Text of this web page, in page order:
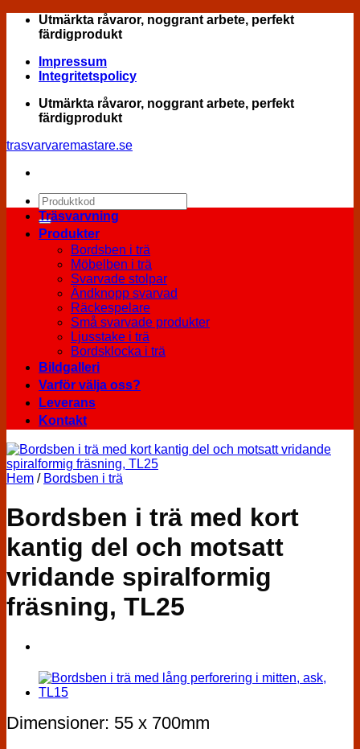
Skip
Utmärkta råvaror, noggrant arbete, perfekt
färdigprodukt
Impressum
Integritetspolicy
Utmärkta råvaror, noggrant arbete, perfekt
färdigprodukt
trasvarvaremastare.se
Sök
efter:
Träsvarvning
Produkter
Bordsben i trä
Möbelben i trä
Svarvade stolpar
Ändknopp svarvad
Räckespelare
Små svarvade produkter
Ljusstake i trä
Bordsklocka i trä
Bildgalleri
Varför välja oss?
Leverans
Kontakt
Hem / Bordsben i trä
Bordsben i trä med kort
kantig del och motsatt
vridande spiralformig
fräsning, TL25
Dimensioner: 55 x 700mm